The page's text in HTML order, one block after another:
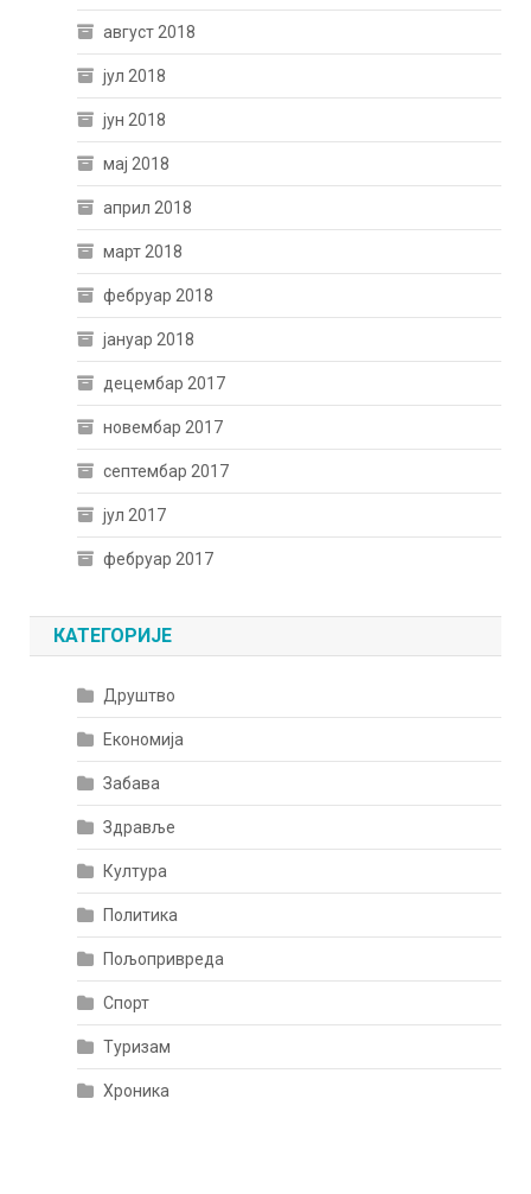
август 2018
јул 2018
јун 2018
мај 2018
април 2018
март 2018
фебруар 2018
јануар 2018
децембар 2017
новембар 2017
септембар 2017
јул 2017
фебруар 2017
КАТЕГОРИЈЕ
Друштво
Економија
Забава
Здравље
Култура
Политика
Пољопривреда
Спорт
Туризам
Хроника